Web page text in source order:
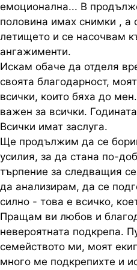
емоционална... В
половина имах снимки , а
летището и се насочвам
ангажименти.
Искам обаче да отделя
своята благодарност,
всички, които бяха до
важен за всички.
Всички имат заслуга.
Ще продължим да се
усилия, за да стана по-
търпение за следващия
да анализирам, да се
силно - това е всичко,
Пращам ви любов и
невероятната подкрепа.
семейството ми, моят
много ме подкрепихте и